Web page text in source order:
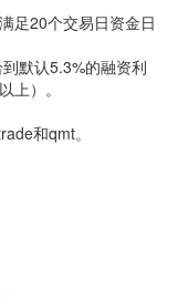
足20个交易日资金日
默认5.3%的融资利
上）。
和qmt。